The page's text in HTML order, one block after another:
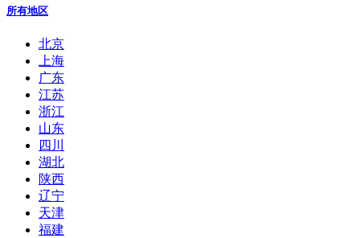
所有地区
北京
上海
广东
江苏
浙江
山东
四川
湖北
陕西
辽宁
天津
福建